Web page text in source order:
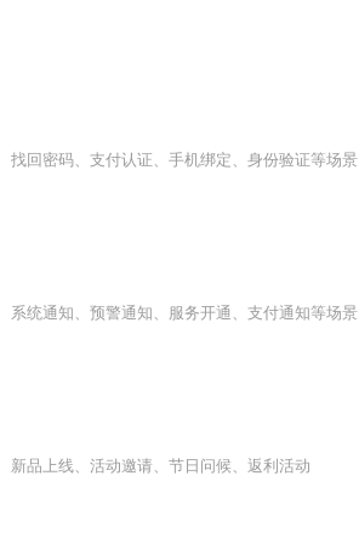
找回密码、支付认证、手机绑定、身份验证等场景
系统通知、预警通知、服务开通、支付通知等场景
新品上线、活动邀请、节日问候、返利活动